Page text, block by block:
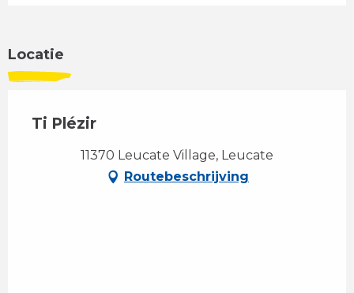
Locatie
Ti Plézir
11370 Leucate Village, Leucate
Routebeschrijving